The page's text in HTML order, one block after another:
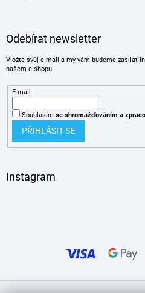
Odebírat newsletter
Vložte svůj e-mail a my vám budeme zasílat
našem e-shopu.
E-mail
Souhlasím se shromažďováním a
PŘIHLÁSIT SE
Instagram